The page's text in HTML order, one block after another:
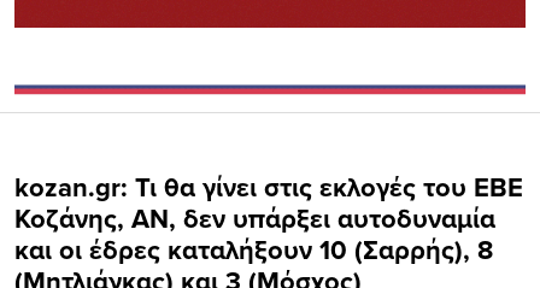
kozan.gr: Τι θα γίνει στις εκλογές του ΕΒΕ
Κοζάνης, ΑΝ, δεν υπάρξει αυτοδυναμία
και οι έδρες καταλήξουν 10 (Σαρρής), 8